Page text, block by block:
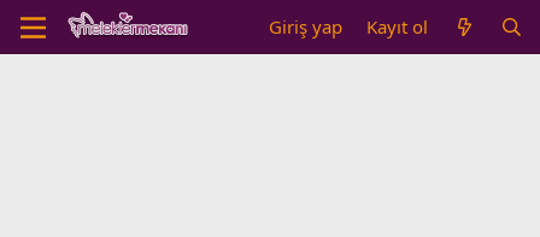
Giriş yap Kayıt ol